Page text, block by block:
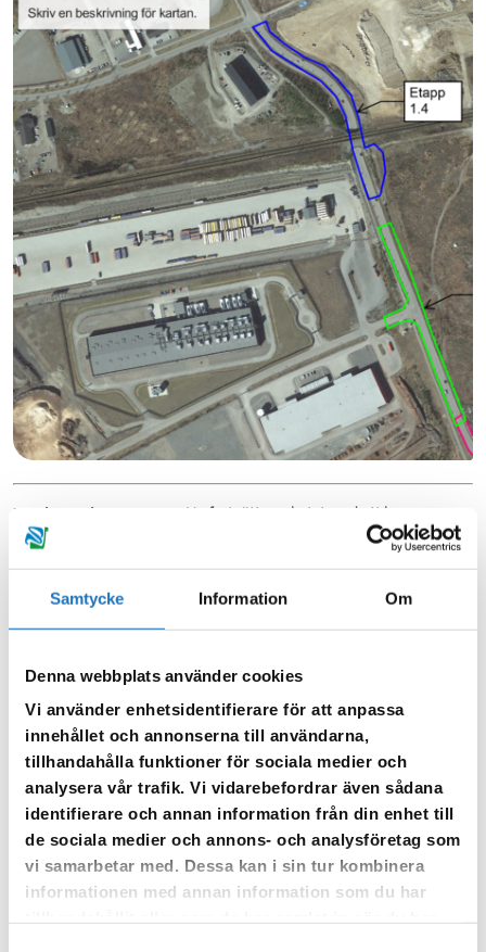
Samtycke Information Om
Denna webbplats använder cookies
Vi använder enhetsidentifierare för att anpassa
innehållet och annonserna till användarna,
tillhandahålla funktioner för sociala medier och
analysera vår trafik. Vi vidarebefordrar även sådana
identifierare och annan information från din enhet till
de sociala medier och annons- och analysföretag som
vi samarbetar med. Dessa kan i sin tur kombinera
informationen med annan information som du har
Uppdaterad 2023-08-08. Nu fortsätter arbetet med att bygga
ledningsnät på Lövåsen. Arbetet pågår enligt plan till november
2023.
Trafiken kommer att påverkas så det är viktigt att följa anvisningar
på plats. Vi planerar att hålla ett körfält öppet så trafik kan passera.
Trafiken kommer att regleras med trafikljus.
Vid frågor är du välkommen att kontakta kundservice på Sörmland
Vatten, telefon 0150-800 100.